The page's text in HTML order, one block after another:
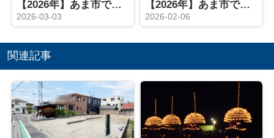
【2026年】あま市で実家相続後の買取手続きとは？売却までの流れや必要書類も解説
2026-03-03
【2026年】あま市で実家を相続した方必見！売却方法や注意点を詳しく解説
2026-02-06
関連記事